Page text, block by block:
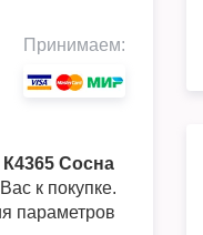
Принимаем:
Сосна
к покупке.
параметров